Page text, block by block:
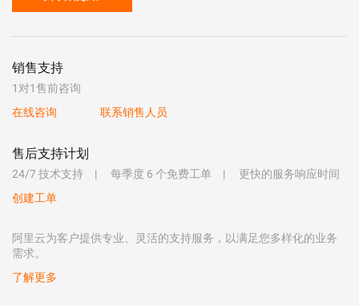
销售支持
1对1售前咨询
在线咨询
联系销售人员
售后支持计划
24/7 技术支持 每季度 6 个免费工单
更快的服务响应时间
创建工单
阿里云为客户提供专业、灵活的支持服务，以满足您多样化的业务
需求。
了解更多